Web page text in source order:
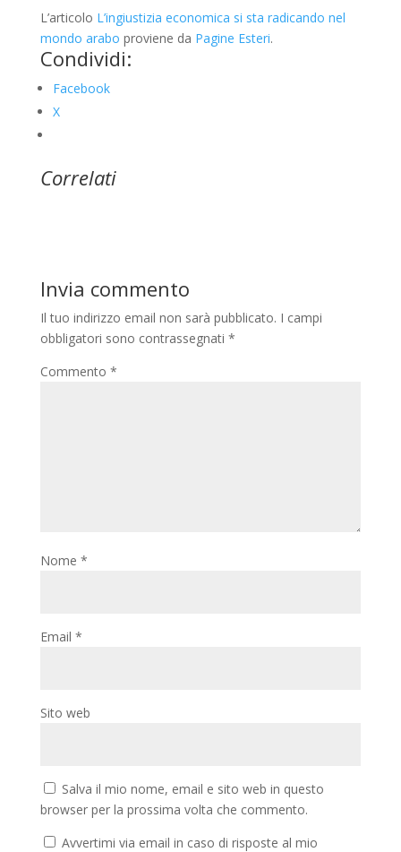
L’articolo L’ingiustizia economica si sta radicando nel
mondo arabo proviene da Pagine Esteri.
Condividi:
Facebook
X
Correlati
Invia commento
Il tuo indirizzo email non sarà pubblicato. I campi
obbligatori sono contrassegnati *
Commento *
Nome *
Email *
Sito web
Salva il mio nome, email e sito web in questo
browser per la prossima volta che commento.
Avvertimi via email in caso di risposte al mio